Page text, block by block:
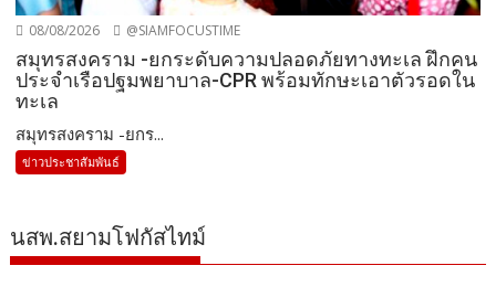
08/08/2026 @SIAMFOCUSTIME
สมุทรสงคราม -ยกระดับความปลอดภัยทางทะเล ฝึกคน
ประจำเรือปฐมพยาบาล-CPR พร้อมทักษะเอาตัวรอดใน
ทะเล
สมุทรสงคราม -ยกร...
ข่าวประชาสัมพันธ์
นสพ.สยามโฟกัสไทม์